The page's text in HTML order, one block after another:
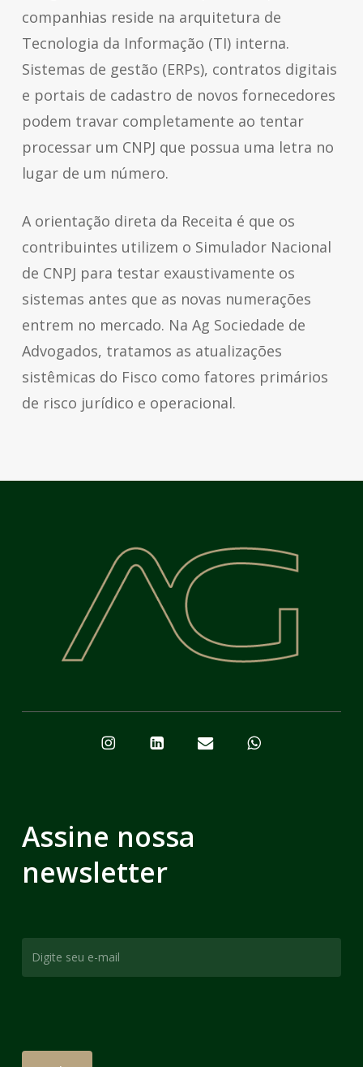
companhias reside na arquitetura de
Tecnologia da Informação (TI) interna.
Sistemas de gestão (ERPs), contratos digitais
e portais de cadastro de novos fornecedores
podem travar completamente ao tentar
processar um CNPJ que possua uma letra no
lugar de um número.
A orientação direta da Receita é que os
contribuintes utilizem o Simulador Nacional
de CNPJ para testar exaustivamente os
sistemas antes que as novas numerações
entrem no mercado. Na Ag Sociedade de
Advogados, tratamos as atualizações
sistêmicas do Fisco como fatores primários
de risco jurídico e operacional.
Assine nossa
newsletter